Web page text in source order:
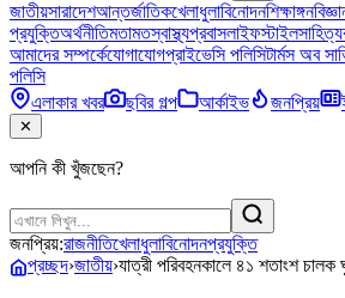
জাতীয়সারাদেশআন্তর্জাতিকখেলাধুলাবিনোদনশিক্ষাঙ্গন
প্রযুক্তিঅর্থনীতিমতামতস্বাস্থ্যপ্রবাসলাইফস্টাইলসাহিত্য
আমাদের সম্পর্কেযোগাযোগপ্রাইভেসি পলিসিটার্মস অব
পলিসি
এলাকার খবর
ছবির গল্প আর্কাইভ জনপ্রিয়
✕
আপনি কী খুঁজছেন?
জনপ্রিয়:রাজনীতিখেলাধুলাবিনোদনপ্রযুক্তি
প্রচ্ছদ›জাতীয়›যাত্রী পরিবহনকালে ৪১ শতাংশ চালক